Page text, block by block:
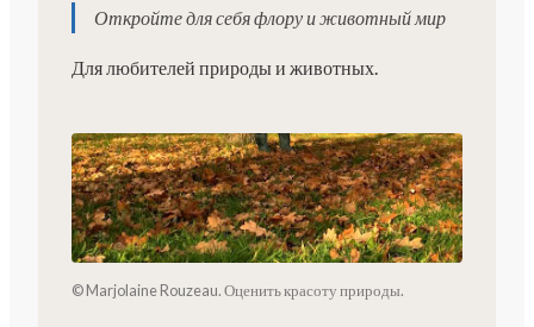
Откройте для себя флору и животный мир
Для любителей природы и животных.
© Marjolaine Rouzeau. Оценить красоту природы.